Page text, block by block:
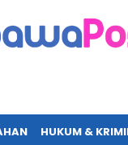
HUKUM &